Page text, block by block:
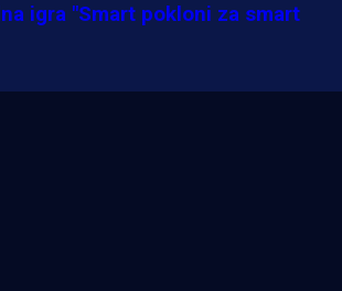
igra "Smart pokloni za smart